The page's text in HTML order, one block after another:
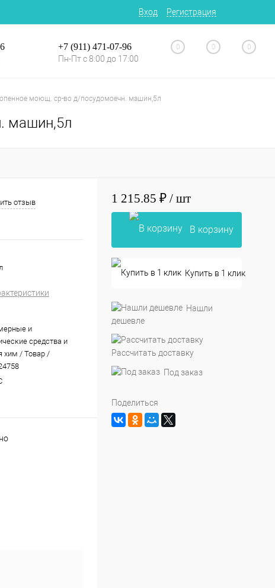
Вход Регистрация
+7 (911) 471-07-96
Пн-Пт с 8:00 до 17:00
0 0 0
моющ. ср-во д/посудомоечн. машин,5л
машин,5л
отзыв
и
средства и
хим / Товар /
1 215.85 ₽ / шт
В корзину
Купить в 1 клик
Нашли
дешевле
Рассчитать доставку
Под заказ
Поделиться